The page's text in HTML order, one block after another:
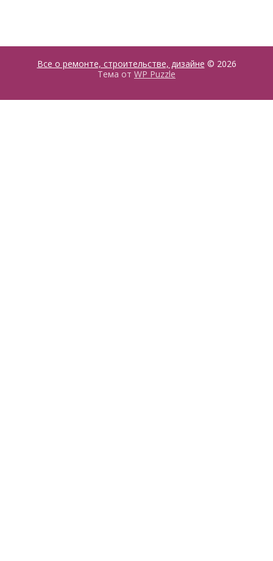
Все о ремонте, строительстве, дизайне © 2026
Тема от WP Puzzle